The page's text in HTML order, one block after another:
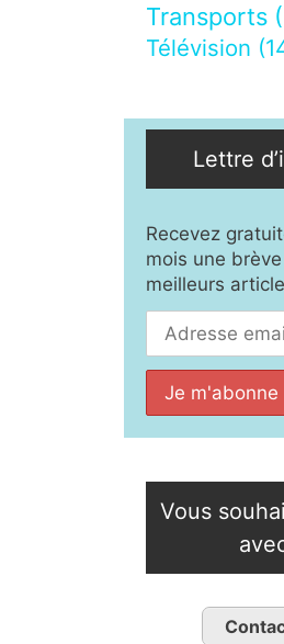
Transports
Télévision
Lettre
Recevez
mois une
meilleurs
Vous